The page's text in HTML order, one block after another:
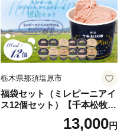
栃木県那須塩原市
福袋セット（ミレピーニアイ
ス12個セット）【千本松牧
場】 ns025-014-12 【デザー
ト 詰め合わせ ギフト】
13,000円